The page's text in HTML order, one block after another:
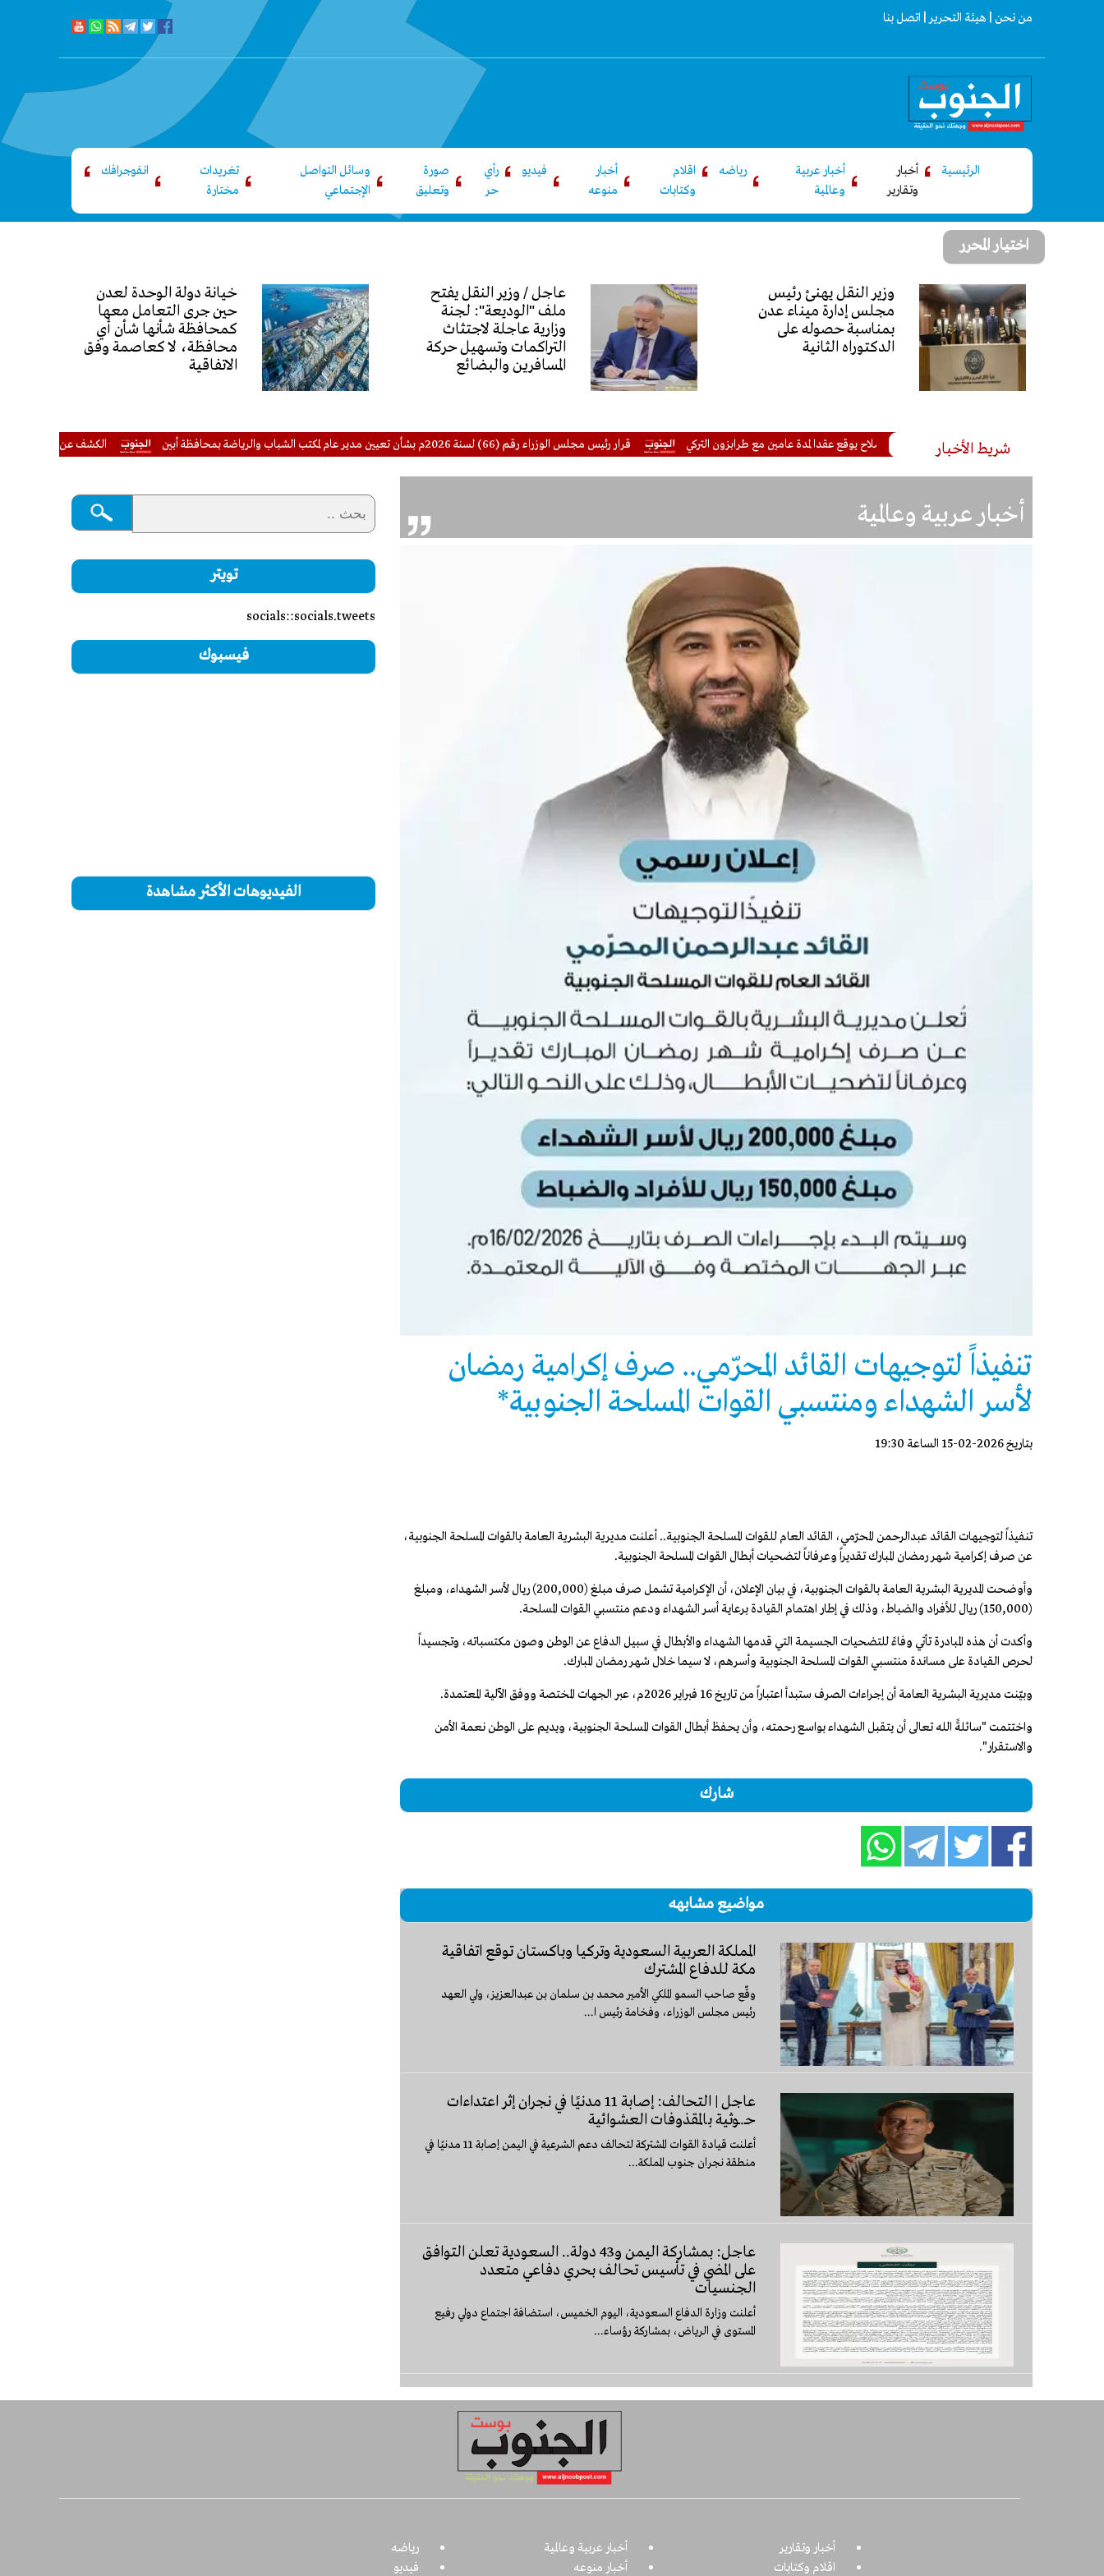
من نحن | هيئة التحرير | اتصل بنا
الرئيسية
أخبار
وتقارير
أخبار عربية
وعالمية
رياضه
اقلام
وكتابات
أخبار
منوعه
فيديو
رأي
حر
صورة
وتعليق
وسائل التواصل
الإجتماعي
تغريدات
مختارة
انفوجرافك
اختيار المحرر
وزير النقل يهنئ رئيس
مجلس إدارة ميناء عدن
بمناسبة حصوله على
الدكتوراه الثانية
عاجل / وزير النقل يفتح
ملف "الوديعة": لجنة
وزارية عاجلة لاجتثاث
التراكمات وتسهيل حركة
المسافرين والبضائع
خيانة دولة الوحدة لعدن
حين جرى التعامل معها
كمحافظة شأنها شأن أي
محافظة، لا كعاصمة وفق
الاتفاقية
شريط الأخبار
رسميا.. محمد صلاح يوقع عقدا لمدة عامين مع طرابزون التركي قرار رئيس مجلس الوزراء رقم (66) لسنة 2026م بشأن تعيين مدير عام لمكتب الشباب والرياضة بمحافظة أبين الكشف عن ضحايا مدنيين جراء
أخبار عربية وعالمية
تنفيذاً لتوجيهات القائد المحرّمي.. صرف إكرامية رمضان
لأسر الشهداء ومنتسبي القوات المسلحة الجنوبية*
بتاريخ 2026-02-15 الساعة 19:30
تنفيذاً لتوجيهات القائد عبدالرحمن المحرّمي، القائد العام للقوات المسلحة الجنوبية.. أعلنت مديرية البشرية العامة بالقوات المسلحة الجنوبية،
عن صرف إكرامية شهر رمضان المبارك تقديراً وعرفاناً لتضحيات أبطال القوات المسلحة الجنوبية.
وأوضحت المديرية البشرية العامة بالقوات الجنوبية، في بيان الإعلان، أن الإكرامية تشمل صرف مبلغ (200,000) ريال لأسر الشهداء، ومبلغ
(150,000) ريال للأفراد والضباط، وذلك في إطار اهتمام القيادة برعاية أسر الشهداء ودعم منتسبي القوات المسلحة.
وأكدت أن هذه المبادرة تأتي وفاءً للتضحيات الجسيمة التي قدمها الشهداء والأبطال في سبيل الدفاع عن الوطن وصون مكتسباته، وتجسيداً
لحرص القيادة على مساندة منتسبي القوات المسلحة الجنوبية وأسرهم، لا سيما خلال شهر رمضان المبارك.
وبيّنت مديرية البشرية العامة أن إجراءات الصرف ستبدأ اعتباراً من تاريخ 16 فبراير 2026م، عبر الجهات المختصة ووفق الآلية المعتمدة.
واختتمت "سائلةً الله تعالى أن يتقبل الشهداء بواسع رحمته، وأن يحفظ أبطال القوات المسلحة الجنوبية، ويديم على الوطن نعمة الأمن
والاستقرار".
شارك
مواضيع مشابهه
المملكة العربية السعودية وتركيا وباكستان توقع اتفاقية
مكة للدفاع المشترك
وقّع صاحب السمو الملكي الأمير محمد بن سلمان بن عبدالعزيز، ولي العهد
رئيس مجلس الوزراء، وفخامة رئيس ا...
عاجل | التحالف: إصابة 11 مدنيًا في نجران إثر اعتداءات
حـ.ـوثية بالمقذوفات العشوائية
أعلنت قيادة القوات المشتركة لتحالف دعم الشرعية في اليمن إصابة 11 مدنيًا في
منطقة نجران جنوب المملكة...
عاجل: بمشاركة اليمن و43 دولة.. السعودية تعلن التوافق
على المضي في تأسيس تحالف بحري دفاعي متعدد
الجنسيات
أعلنت وزارة الدفاع السعودية، اليوم الخميس، استضافة اجتماع دولي رفيع
المستوى في الرياض، بمشاركة رؤساء...
تويتر
socials::socials.tweets
فيسبوك
الفيديوهات الأكثر مشاهدة
أخبار وتقارير أخبار عربية وعالمية
رياضه
اقلام وكتابات
أخبار منوعه فيديو